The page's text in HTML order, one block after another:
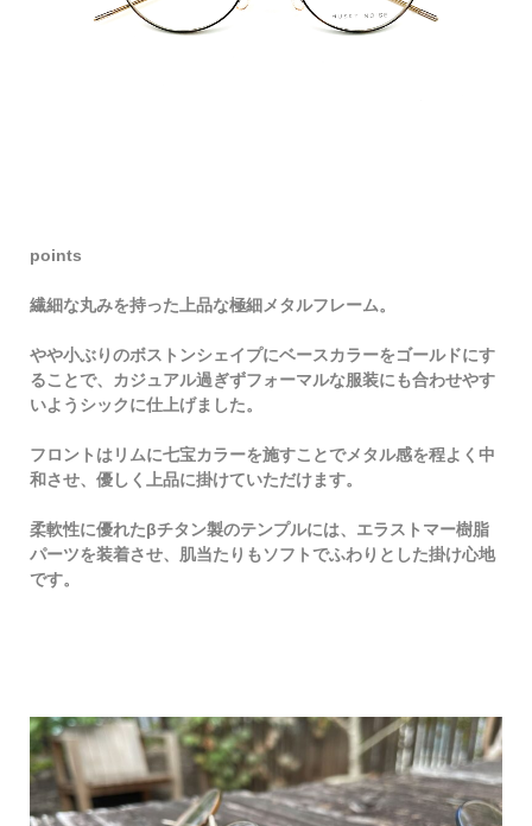
points
繊細な丸みを持った上品な極細メタルフレーム。
やや小ぶりのボストンシェイプにベースカラーをゴールドにす
ることで、カジュアル過ぎずフォーマルな服装にも合わせやす
いようシックに仕上げました。
フロントはリムに七宝カラーを施すことでメタル感を程よく中
和させ、優しく上品に掛けていただけます。
柔軟性に優れたβチタン製のテンプルには、エラストマー樹脂
パーツを装着させ、肌当たりもソフトでふわりとした掛け心地
です。